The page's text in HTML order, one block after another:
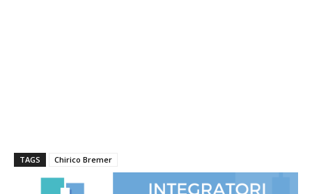
TAGS Chirico Bremer